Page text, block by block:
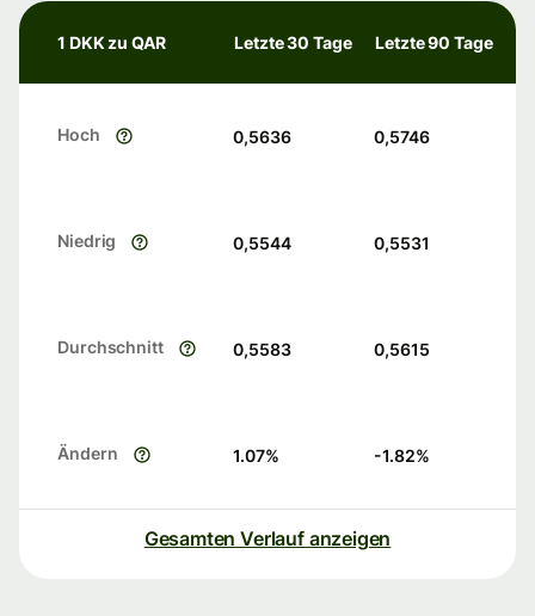
1 DKK zu QAR Letzte 30 Tage Letzte 90 Tage
Hoch 0,5636 0,5746
Niedrig 0,5544 0,5531
Durchschnitt 0,5583 0,5615
Ändern 1.07% -1.82%
Gesamten Verlauf anzeigen